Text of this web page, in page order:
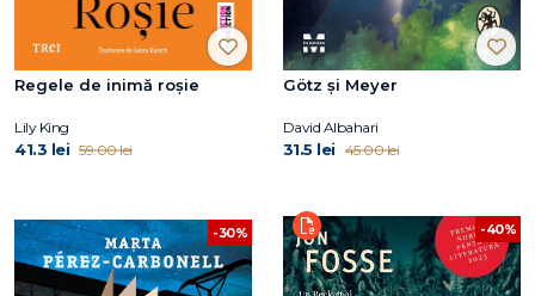
Regele de inimă roșie
Lily King
41.3 lei 59.00 lei
Götz și Meyer
David Albahari
31.5 lei 45.00 lei
-30% -40%